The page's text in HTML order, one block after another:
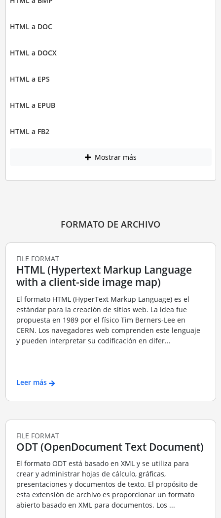
HTML a DOC
HTML a DOCX
HTML a EPS
HTML a EPUB
HTML a FB2
Mostrar más
FORMATO DE ARCHIVO
FILE FORMAT
HTML (Hypertext Markup Language
with a client-side image map)
El formato HTML (HyperText Markup Language) es el
estándar para la creación de sitios web. La idea fue
propuesta en 1989 por el físico Tim Berners-Lee en
CERN. Los navegadores web comprenden este lenguaje
y pueden interpretar su codificación en difer...
Leer más
FILE FORMAT
ODT (OpenDocument Text Document)
El formato ODT está basado en XML y se utiliza para
crear y administrar hojas de cálculo, gráficas,
presentaciones y documentos de texto. El propósito de
esta extensión de archivo es proporcionar un formato
abierto basado en XML para documentos. Los ...